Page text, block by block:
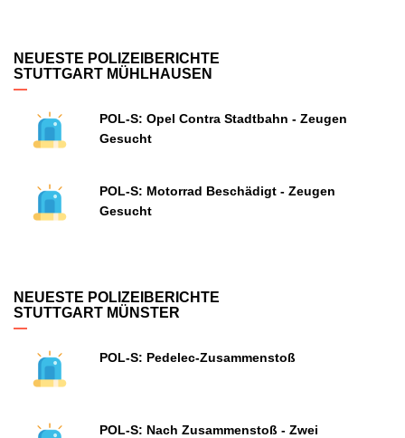
NEUESTE POLIZEIBERICHTE
STUTTGART MÜHLHAUSEN
POL-S: Opel Contra Stadtbahn - Zeugen
Gesucht
POL-S: Motorrad Beschädigt - Zeugen
Gesucht
NEUESTE POLIZEIBERICHTE
STUTTGART MÜNSTER
POL-S: Pedelec-Zusammenstoß
POL-S: Nach Zusammenstoß - Zwei